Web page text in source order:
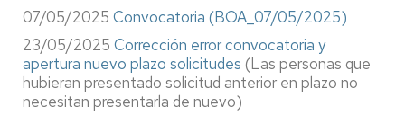
07/05/2025 Convocatoria (BOA_07/05/2025)
23/05/2025 Corrección error convocatoria y
apertura nuevo plazo solicitudes (Las personas que
hubieran presentado solicitud anterior en plazo no
necesitan presentarla de nuevo)